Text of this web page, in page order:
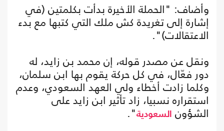
وأضاف: "الحملة الأخيرة بدأت بكلمتين (في
إشارة إلى تغريدة كش ملك التي كتبها مع بدء
الاعتقالات)".
ونقل عن مصدر قوله، إن محمد بن زايد، له
دور فعّال، في كل حركة يقوم بها ابن سلمان،
وكلما زادت أخطاء ولي العهد السعودي، وعدم
استقراره نسبيا، زاد تأثير ابن زايد على
الشؤون السعودية".